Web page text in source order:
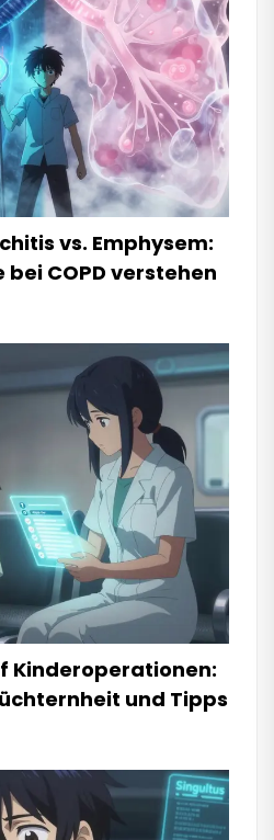
vs. Emphysem:
COPD verstehen
Kinderoperationen:
und Tipps